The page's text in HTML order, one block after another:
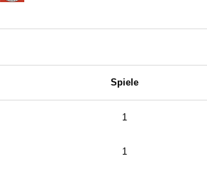
Spiele
1
1